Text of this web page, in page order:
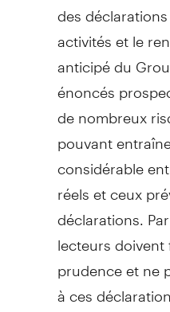
des
activités et le
anticipé du
énoncés
de nombreux
pouvant
considérable
réels et ceux
déclarations.
lecteurs
prudence et ne
à ces